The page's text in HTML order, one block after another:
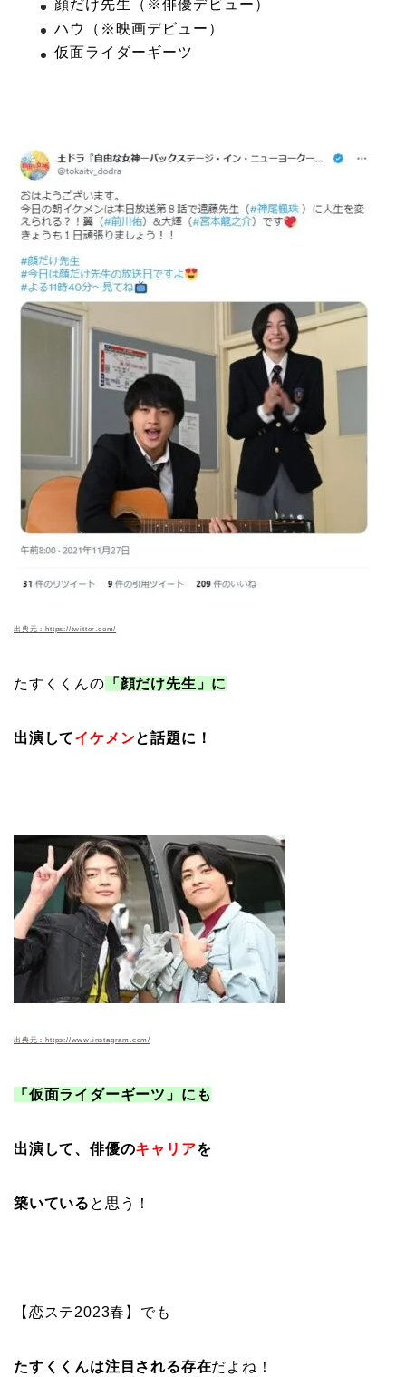
顔だけ先生（※俳優デビュー）
ハウ（※映画デビュー）
仮面ライダーギーツ
出典元：https://twitter.com/
たすくくんの 「顔だけ先生」に
出演してイケメンと話題に！
出典元：https://www.instagram.com/
「仮面ライダーギーツ」にも
出演して、 俳優のキャリアを
築いている と思う！
【恋ステ2023春】でも
たすくくんは注目される存在だよね！